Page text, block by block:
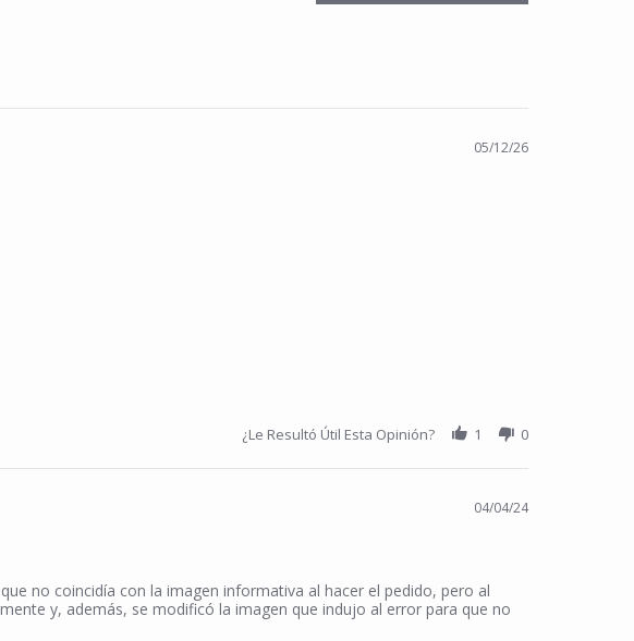
05/12/26
¿Le Resultó Útil Esta Opinión? 1 0
04/04/24
no coincidía con la imagen informativa al hacer el pedido, pero al
y, además, se modificó la imagen que indujo al error para que no